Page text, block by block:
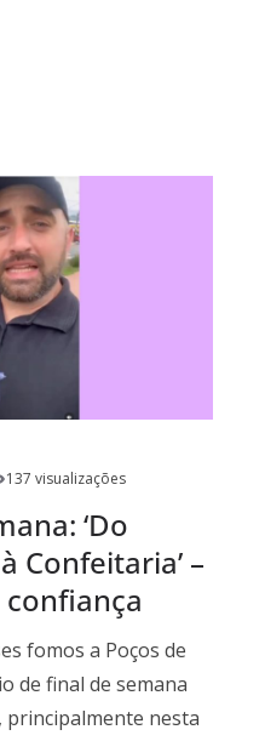
137 visualizações
‘Do
Confeitaria’ –
fomos a Poços de
de final de semana
nesta